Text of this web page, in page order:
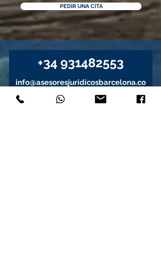
PEDIR UNA CITA
+34 931482553
info@asesoresjuridicosbarcelona.co